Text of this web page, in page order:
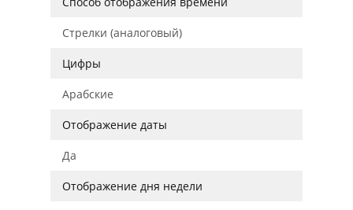
Стрелки (аналоговый)
Цифры
Арабские
Отображение даты
Да
Отображение дня недели